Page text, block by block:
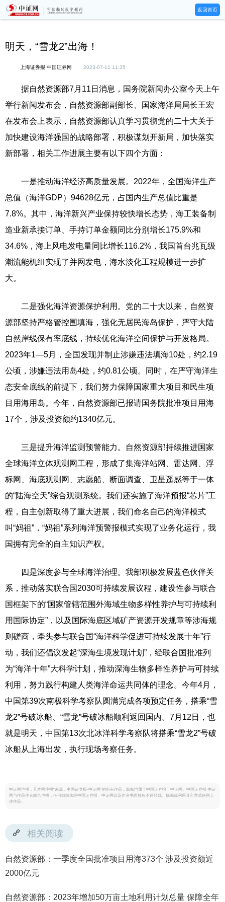
返回首页
明天，“雪龙2”出海！
上海证券报·中国证券网 2023-07-11 11:35
据自然资源部7月11日消息，国务院新闻办公室今天上午
举行新闻发布会，自然资源部副部长、国家海洋局局长王宏
在发布会上表示，自然资源部认真学习贯彻党的二十大关于
加快建设海洋强国的战略部署，积极谋划开新局，加快落实
新部署，相关工作进展主要有以下四个方面：
一是推动海洋经济高质量发展。2022年，全国海洋生产
总值（海洋GDP）94628亿元，占国内生产总值比重是
7.8%。其中，海洋新兴产业保持较快增长态势，海工装备制
造业新承接订单、手持订单金额同比分别增长175.9%和
34.6%，海上风电发电量同比增长116.2%，我国首台兆瓦级
潮流能机组实现了并网发电，海水淡化工程规模进一步扩
大。
二是强化海洋资源保护利用。党的二十大以来，自然资
源部坚持严格管控围填海，强化无居民海岛保护，严守大陆
自然岸线保有率底线，持续优化海洋空间保护与开发格局。
2023年1—5月，全国发现并制止涉嫌违法填海10处，约2.19
公顷，涉嫌违法用岛4处，约0.81公顷。同时，在严守海洋生
态安全底线的前提下，我们努力保障国家重大项目和民生项
目用海用岛。今年，自然资源部已报请国务院批准项目用海
17个，涉及投资额约1340亿元。
三是提升海洋监测预警能力。自然资源部持续推进国家
全球海洋立体观测网工程，形成了集海洋站网、雷达网、浮
标网、海底观测网、志愿船、断面调查、卫星遥感等于一体
的“陆海空天”综合观测系统。我们还实施了海洋预报“芯片”工
程，自主创新取得了重大进展，我们命名自己的海洋模式
叫“妈祖”，“妈祖”系列海洋预警报模式实现了业务化运行，我
国拥有完全的自主知识产权。
四是深度参与全球海洋治理。我部积极发展蓝色伙伴关
系，推动落实联合国2030可持续发展议程，建设性参与联合
国框架下的“国家管辖范围外海域生物多样性养护与可持续利
用国际协定”，以及国际海底区域矿产资源开发规章等涉海规
则磋商，牵头参与联合国“海洋科学促进可持续发展十年”行
动，我们还倡议发起“深海生境发现计划”，经联合国批准列
为“海洋十年”大科学计划，推动深海生物多样性养护与可持续
利用，努力践行构建人类海洋命运共同体的理念。今年4月，
中国第39次南极科学考察队圆满完成各项预定任务，搭乘“雪
龙2”号破冰船、“雪龙”号破冰船顺利返回国内。7月12日，也
就是明天，中国第13次北冰洋科学考察队将搭乘“雪龙2”号破
冰船从上海出发，执行现场考察任务。
中证网声明：凡本网注明“来源：中国证券报·中证网”的所有作品，版权均属于中国证券报、中证网。中国证券报·中证
网与作品作者联合声明，任何组织未经中国证券报、中证网以及作者书面授权不得转载、摘编或利用其它方式使用上
述作品。
相关阅读
自然资源部：一季度全国批准项目用海373个 涉及投资额近
2000亿元
自然资源部：2023年增加50万亩土地利用计划总量 保障全年